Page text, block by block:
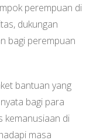
perempuan di
dukungan
bagi perempuan
bantuan yang
bagi para
kemanusiaan di
masa